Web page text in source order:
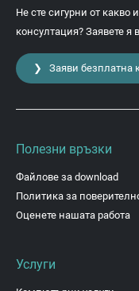
Не сте сигурни от какво
консултация? Заявете я
❯ Заяви безплатна
Полезни връзки
Файлове за download
Политика за
Оценете нашата работа
Услуги